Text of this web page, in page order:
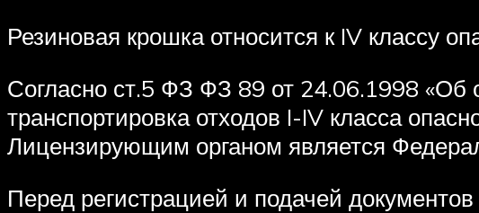
Резиновая крошка относится к IV классу
Согласно ст.5 ФЗ ФЗ 89 от 24.06.1998 «Об
транспортировка отходов I-IV класса
Лицензирующим органом является
Перед регистрацией и подачей